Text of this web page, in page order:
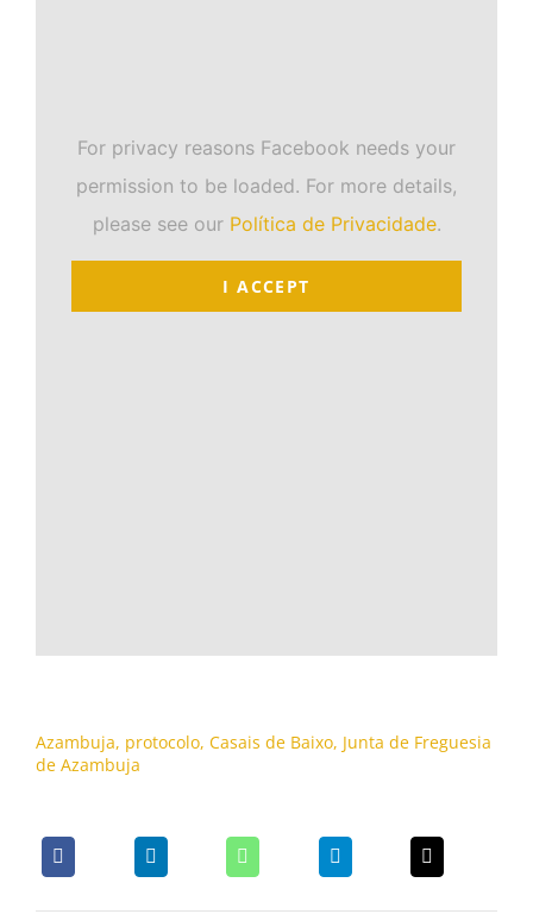
For privacy reasons Facebook needs your
permission to be loaded. For more details,
please see our Política de Privacidade.
I ACCEPT
Azambuja, protocolo, Casais de Baixo, Junta de Freguesia
de Azambuja